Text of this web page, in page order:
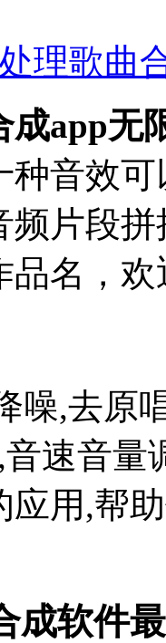
理歌曲
成app无
种音效
频片段
品名，
噪,去原
速音量
应用,帮
成软件